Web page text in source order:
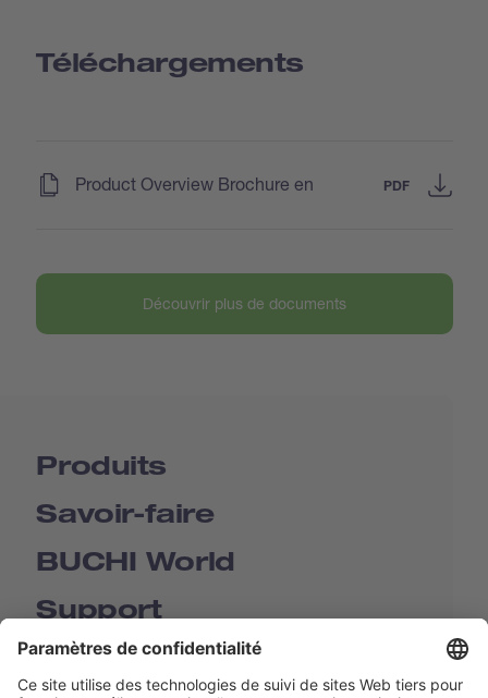
Téléchargements
Product Overview Brochure en PDF
Découvrir plus de documents
Produits
Savoir-faire
BUCHI World
Support
Shop